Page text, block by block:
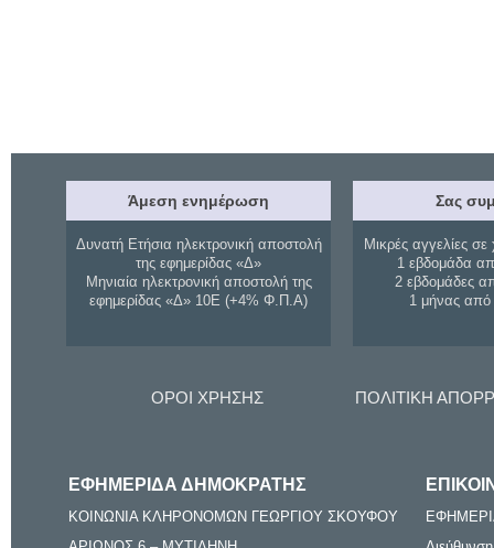
Άμεση ενημέρωση
Δυνατή Ετήσια ηλεκτρονική αποστολή
της εφημερίδας «Δ»
Μηνιαία ηλεκτρονική αποστολή της
εφημερίδας «Δ» 10Ε (+4% Φ.Π.Α)
Σας
Μικρές αγγελίες σε
1 εβδομάδα
2 εβδομάδες
1 μήνας
ΟΡΟΙ ΧΡΗΣΗΣ ΠΟΛΙΤΙΚΗ
ΕΦΗΜΕΡΙΔΑ ΔΗΜΟΚΡΑΤΗΣ
ΚΟΙΝΩΝΙΑ ΚΛΗΡΟΝΟΜΩΝ ΓΕΩΡΓΙΟΥ ΣΚΟΥΦΟΥ